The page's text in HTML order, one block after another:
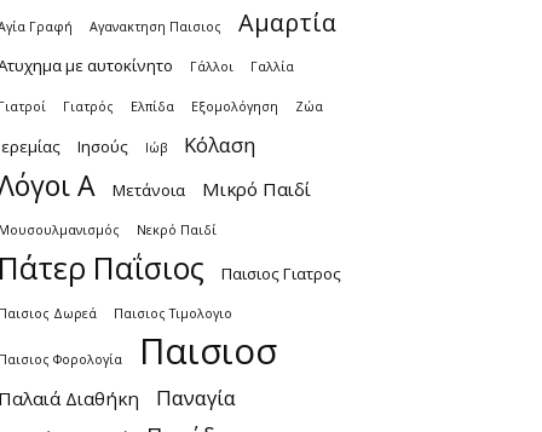
Γραφή Αγανακτηση Παισιος Αμαρτία
με αυτοκίνητο Γάλλοι Γαλλία
Γιατροί Γιατρός Ελπίδα Εξομολόγηση Ζώα
Ιησούς Ιώβ Κόλαση
Α Μετάνοια Μικρό Παιδί
Μουσουλμανισμός Νεκρό Παιδί
Πάτερ Παΐσιος Παισιος Γιατρος
Παισιος Δωρεά Παισιος Τιμολογιο
Παισιος Φορολογία Παισιοσ
Παλαιά Διαθήκη Παναγία